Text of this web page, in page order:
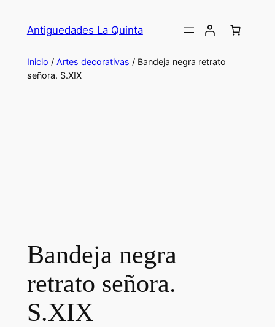
Antiguedades La Quinta
Inicio / Artes decorativas / Bandeja negra retrato
señora. S.XIX
Bandeja negra
retrato señora.
S.XIX